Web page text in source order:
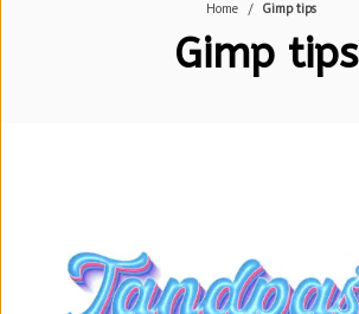
Home Gimp tips
Gimp tips